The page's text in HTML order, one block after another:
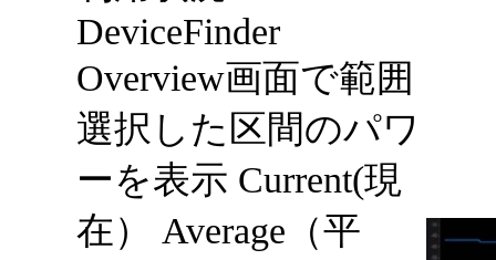
DeviceFinder
Overview画面 で範囲
選択した区間のパワ
ー を表示 Current(現
在） Average（平